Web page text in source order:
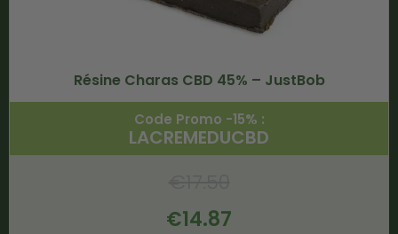
Résine Charas CBD 45% – JustBob
Code Promo -15% :
LACREMEDUCBD
€14.87